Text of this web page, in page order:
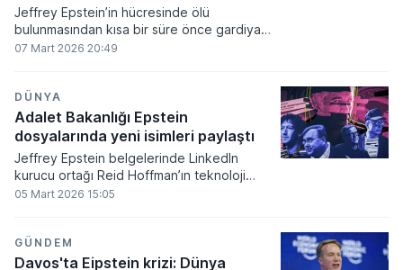
Jeffrey Epstein’in hücresinde ölü
bulunmasından kısa bir süre önce gardiyan
Tova Noel’in internette mahkum hakkında
tarafından açıklanan yeni belgeler,
gardiyanın hesabına şüpheli nakit para
girişlerini ve görev başındaki ihmalleri de
gözler önüne seriyor.
07 Mart 2026 20:49
DÜNYA
Adalet Bakanlığı Epstein
dosyalarında yeni isimleri paylaştı
Jeffrey Epstein belgelerinde LinkedIn
kurucu ortağı Reid Hoffman’ın teknoloji
dünyasından isimlerle kurduğu ilişki ağına
kayıtlarda Hoffman’ın Epstein’in özel
mülklerinde bulunduğu ve iki isim arasında
05 Mart 2026 15:05
GÜNDEM
Davos'ta Eipstein krizi: Dünya